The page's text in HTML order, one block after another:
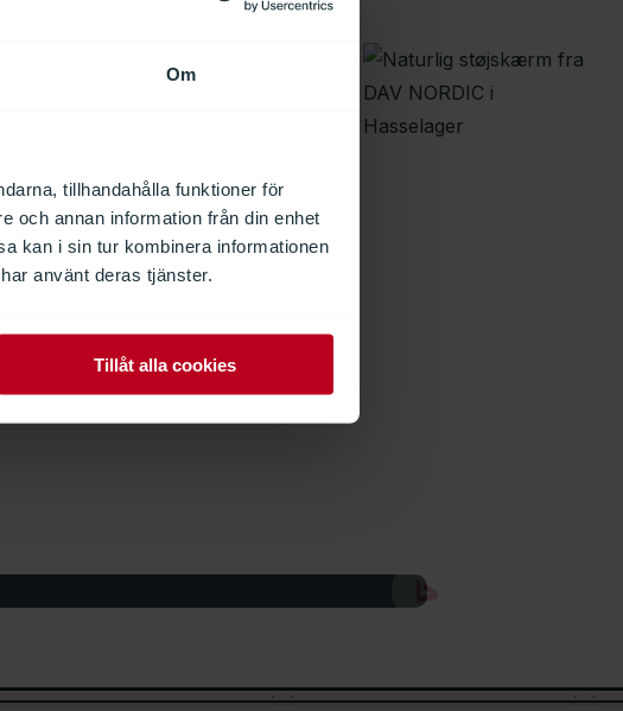
Om
tillhandahålla funktioner för
och annan information från din enhet
kan i sin tur kombinera informationen
använt deras tjänster.
Tillåt alla cookies
på Köpenhamns
på Köpenhamns flygplats hade DAV